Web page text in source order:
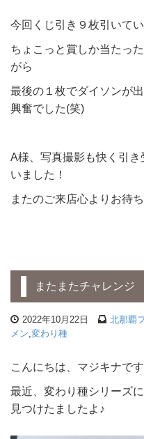
今回くじ引き９枚引いて
ちょこっと賞しか当たっ
がら
最後の１枚でダイソンが
興奮でした(笑)
A様、写真撮影も快く引
いました！
またのご来店心よりお待
またまたチャレンジ
2022年10月22日 北那覇
メン 変わり種
こんにちは、マジキナです
最近、変わり種シリーズ
見つけたましたよ♪